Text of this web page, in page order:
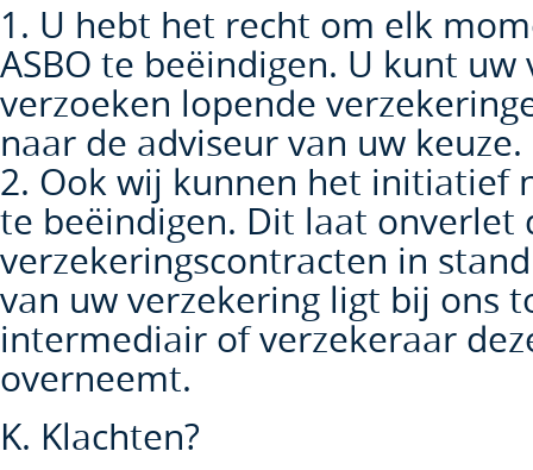
1. U hebt het recht om elk
ASBO te beëindigen. U kunt uw
verzoeken lopende
naar de adviseur van uw keuze.
2. Ook wij kunnen het initiatief
te beëindigen. Dit laat onverlet
verzekeringscontracten in
van uw verzekering ligt bij ons
intermediair of verzekeraar
overneemt.
K. Klachten?